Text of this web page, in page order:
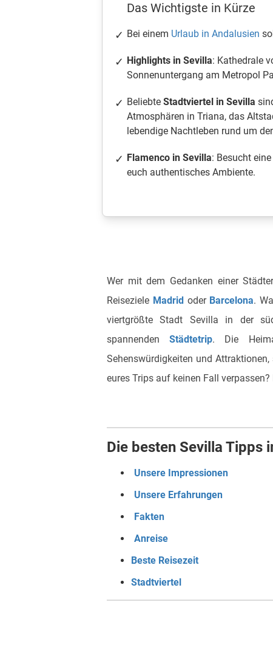
Das Wichtigste in Kürze
Bei einem Urlaub in Andalusien
Highlights in Sevilla: Kathedrale
Sonnenuntergang am Metropol
Beliebte Stadtviertel in Sevilla
Atmosphären in Triana, das
lebendige Nachtleben rund um
Flamenco in Sevilla: Besucht
euch authentisches Ambiente.
Wer mit dem Gedanken einer
Reiseziele Madridoder Barcelona.
viertgrößte Stadt Sevilla in der
spannendenStädtetrip. Die
Sehenswürdigkeiten und
eures Trips auf keinen Fall
Die besten Sevilla Tipps
Unsere Impressionen
Unsere Erfahrungen
Fakten
Anreise
Beste Reisezeit
Stadtviertel